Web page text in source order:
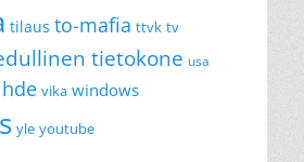
tilaus to-mafia ttvk tv
tietokone usa
vika windows
yle youtube